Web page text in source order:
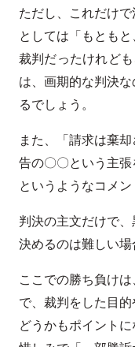
ただし、これだけ
としては「もとも
裁判だったけれど
は、画期的な判決
るでしょう。
また、「請求は棄
告の〇〇という主張
というようなコメン
判決の主文だけで
決めるのは難しい場
ここでの勝ち負け
で、裁判をした目
どうかもポイント